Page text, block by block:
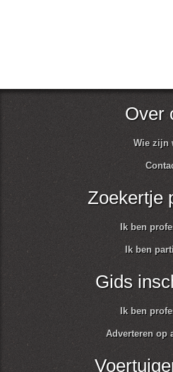
Over
Wie zijn
Zoekertje
Ik ben
Ik ben
Gids
Ik ben
Adverteren op